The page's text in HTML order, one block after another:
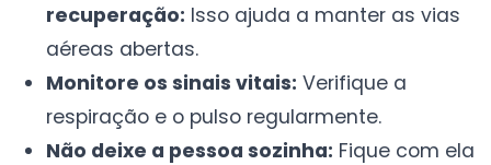
recuperação: Isso ajuda a manter as vias
aéreas abertas.
Monitore os sinais vitais: Verifique a
respiração e o pulso regularmente.
Não deixe a pessoa sozinha: Fique com ela